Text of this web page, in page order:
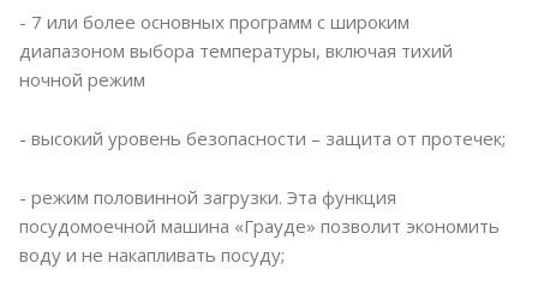
- 7 или более основных программ с широким
диапазоном выбора температуры, включая тихий
ночной режим
- высокий уровень безопасности – защита от протечек;
- режим половинной загрузки. Эта функция
посудомоечной машина «Грауде» позволит экономить
воду и не накапливать посуду;